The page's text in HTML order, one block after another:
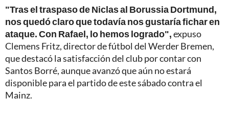
"Tras el traspaso de Niclas al Borussia Dortmund,
nos quedó claro que todavía nos gustaría fichar en
ataque. Con Rafael, lo hemos logrado",expuso
Clemens Fritz, director de fútbol del Werder Bremen,
que destacó la satisfacción del club por contar con
Santos Borré, aunque avanzó que aún no estará
disponible para el partido de este sábado contra el
Mainz.